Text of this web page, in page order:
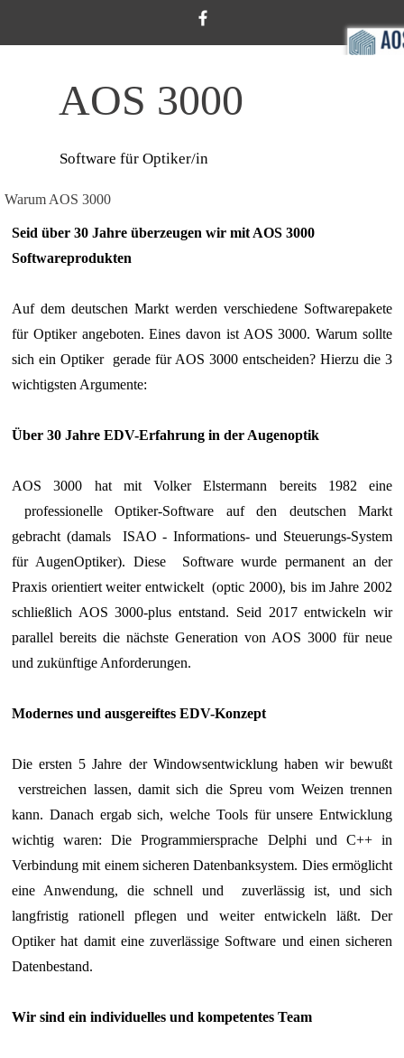
Software für Optiker/in
AOS 3000
Warum AOS 3000
Seid über 30 Jahre überzeugen wir mit AOS 3000
Softwareprodukten
Auf dem deutschen Markt werden verschiedene Softwarepakete
für Optiker angeboten. Eines davon ist AOS 3000. Warum sollte
sich ein Optiker gerade für AOS 3000 entscheiden? Hierzu die 3
wichtigsten Argumente:
Über 30 Jahre EDV-Erfahrung in der Augenoptik
AOS 3000 hat mit Volker Elstermann bereits 1982 eine
professionelle Optiker-Software auf den deutschen Markt
gebracht (damals ISAO - Informations- und Steuerungs-System
für AugenOptiker). Diese Software wurde permanent an der
Praxis orientiert weiter entwickelt (optic 2000), bis im Jahre 2002
schließlich AOS 3000-plus entstand. Seid 2017 entwickeln wir
parallel bereits die nächste Generation von AOS 3000 für neue
und zukünftige Anforderungen.
Modernes und ausgereiftes EDV-Konzept
Die ersten 5 Jahre der Windowsentwicklung haben wir bewußt
verstreichen lassen, damit sich die Spreu vom Weizen trennen
kann. Danach ergab sich, welche Tools für unsere Entwicklung
wichtig waren: Die Programmiersprache Delphi und C++ in
Verbindung mit einem sicheren Datenbanksystem. Dies ermöglicht
eine Anwendung, die schnell und zuverlässig ist, und sich
langfristig rationell pflegen und weiter entwickeln läßt. Der
Optiker hat damit eine zuverlässige Software und einen sicheren
Datenbestand.
Wir sind ein individuelles und kompetentes Team